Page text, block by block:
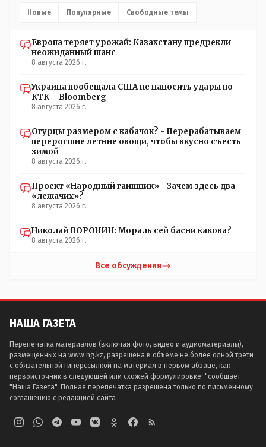
Новые Популярные Свободные темы
Европа теряет урожай: Казахстану предрекли
неожиданный шанс
8 августа 2026 г.
Украина пообещала США не наносить удары по
КТК – Bloomberg
8 августа 2026 г.
Огурцы размером с кабачок? - Перерабатываем
переросшие летние овощи, чтобы вкусно съесть
зимой
8 августа 2026 г.
Проект «Народный гаишник» - Зачем здесь два
«лежачих»?
8 августа 2026 г.
Николай ВОРОНИН: Мораль сей басни какова?
8 августа 2026 г.
Все обсуждения
НАША ГАЗЕТА
Перепечатка материалов (включая фото, видео и аудиоматериалы),
размещенных на www.ng.kz, разрешена в объеме не более одной трети
с обязательной гиперссылкой на материал в первом абзаце, как
первоисточник в следующей или схожей формулировке: "сообщает
"Наша Газета". Полная перепечатка разрешена только по письменному
соглашению с редакцией сайта